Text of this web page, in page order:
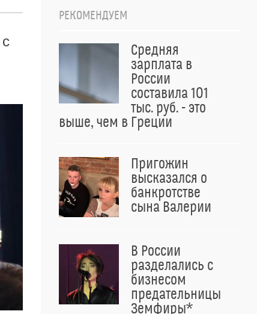
РЕКОМЕНДУЕМ
Средняя
зарплата в
России
составила 101
тыс. руб. - это
выше, чем в Греции
Пригожин
высказался о
банкротстве
сына Валерии
В России
разделались с
бизнесом
предательницы
Земфиры*